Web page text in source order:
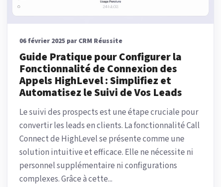
06 février 2025 par CRM Réussite
Guide Pratique pour Configurer la
Fonctionnalité de Connexion des
Appels HighLevel : Simplifiez et
Automatisez le Suivi de Vos Leads
Le suivi des prospects est une étape cruciale pour
convertir les leads en clients. La fonctionnalité Call
Connect de HighLevel se présente comme une
solution intuitive et efficace. Elle ne nécessite ni
personnel supplémentaire ni configurations
complexes. Grâce à cette...